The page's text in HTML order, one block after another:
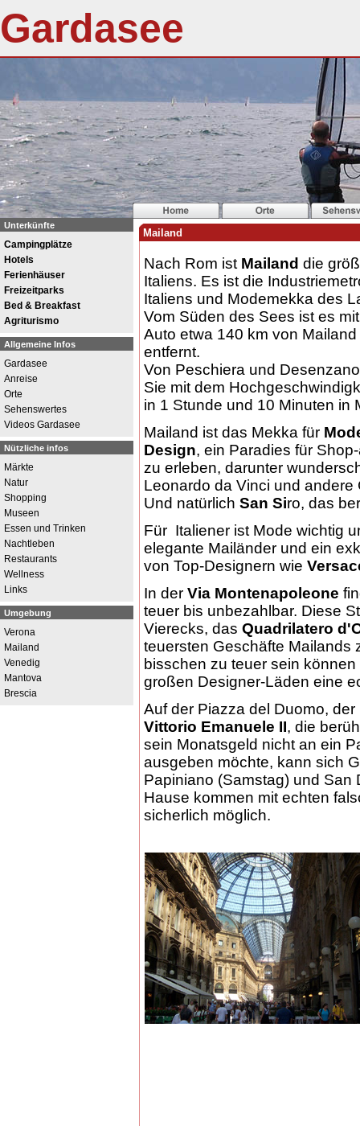
Gardasee
Unterkünfte
Campingplätze
Hotels
Ferienhäuser
Freizeitparks
Bed & Breakfast
Agriturismo
Allgemeine Infos
Gardasee
Anreise
Orte
Sehenswertes
Videos Gardasee
Nützliche infos
Märkte
Natur
Shopping
Museen
Essen und Trinken
Nachtleben
Restaurants
Wellness
Links
Umgebung
Verona
Mailand
Venedig
Mantova
Brescia
Mailand
Nach Rom ist Mailand die
Italiens. Es ist die
Italiens und Modemekka des
Vom Süden des Sees ist es
Auto etwa 140 km von Mailand
entfernt.
Von Peschiera und
Sie mit dem
in 1 Stunde und 10 Minuten in
Mailand ist das Mekka für
Design, ein Paradies für
zu erleben, darunter
Leonardo da Vinci und andere
Und natürlich San Siro, das
Für Italiener ist Mode wichtig
elegante Mailänder und ein
von Top-Designern wie
In der Via Montenapoleone
teuer bis unbezahlbar. Diese
Vierecks, das Quadrilatero
teuersten Geschäfte Mailands
bisschen zu teuer sein
großen Designer-Läden eine
Auf der Piazza del Duomo,
Vittorio Emanuele II, die
sein Monatsgeld nicht an ein
ausgeben möchte, kann sich
Papiniano (Samstag) und
Hause kommen mit echten
sicherlich möglich.